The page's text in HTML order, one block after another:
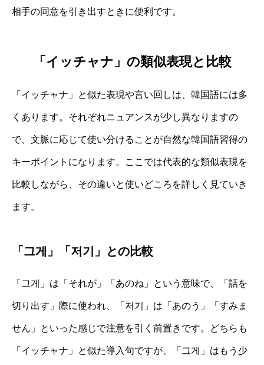
相手の同意を引き出すときに便利です。
「イッチャナ」の類似表現と比較
「イッチャナ」と似た表現や言い回しは、韓国語には多
くあります。それぞれニュアンスが少し異なりますの
で、文脈に応じて使い分けることが自然な韓国語習得の
キーポイントになります。ここでは代表的な類似表現を
比較しながら、その違いと使いどころを詳しく見ていき
ます。
「그게」「저기」との比較
「그게」は「それが」「あのね」という意味で、「話を
切り出す」際に使われ、「저기」は「あのう」「すみま
せん」といった感じで注意を引く前置きです。どちらも
「イッチャナ」と似た導入句ですが、「그게」はもう少